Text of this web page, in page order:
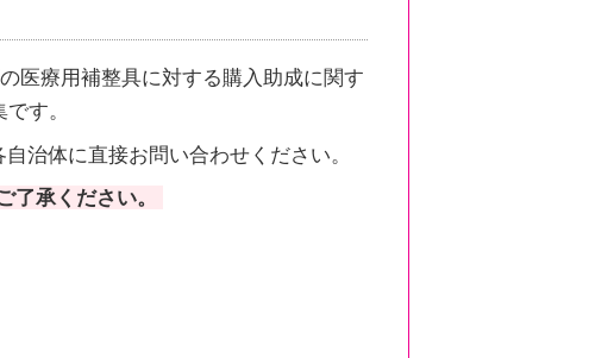
医療用補整具に対する購入助成に関す
す。
治体に直接お問い合わせください。
承ください。